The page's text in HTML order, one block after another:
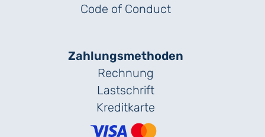
Code of Conduct
Zahlungs­methoden
Rechnung
Lastschrift
Kreditkarte